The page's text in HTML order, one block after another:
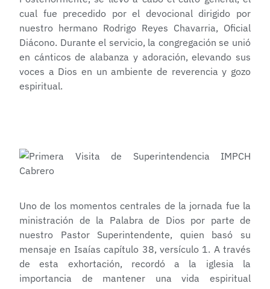
cual fue precedido por el devocional dirigido por
nuestro hermano Rodrigo Reyes Chavarria, Oficial
Diácono. Durante el servicio, la congregación se unió
en cánticos de alabanza y adoración, elevando sus
voces a Dios en un ambiente de reverencia y gozo
espiritual.
Uno de los momentos centrales de la jornada fue la
ministración de la Palabra de Dios por parte de
nuestro Pastor Superintendente, quien basó su
mensaje en Isaías capítulo 38, versículo 1. A través
de esta exhortación, recordó a la iglesia la
importancia de mantener una vida espiritual